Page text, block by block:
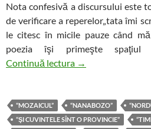
Nota confesivă a discursului este
de verificare a reperelor„tata îmi
le citesc în micile pauze când
poezia îşi primeşte
Continuă lectura Sezon de
→
“MOZAICUL” “NANABOZO”
“ŞI CUVINTELE SÎNT O PROVINCIE”